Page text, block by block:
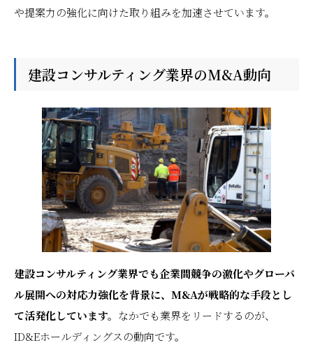
や提案力の強化に向けた取り組みを加速させています。
建設コンサルティング業界のM&A動向
建設コンサルティング業界でも企業間競争の激化やグローバ
ル展開への対応力強化を背景に、M&Aが戦略的な手段とし
て活発化しています。 なかでも業界をリードするのが、
ID&Eホールディングスの動向です。